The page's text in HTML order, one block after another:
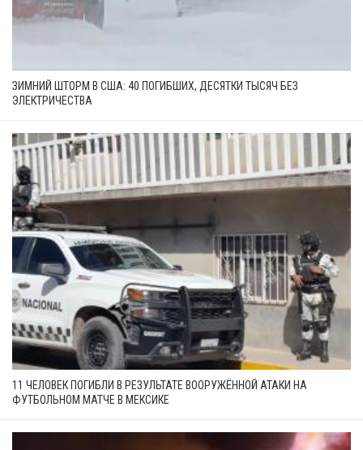
ЗИМНИЙ ШТОРМ В США: 40 ПОГИБШИХ, ДЕСЯТКИ ТЫСЯЧ БЕЗ
ЭЛЕКТРИЧЕСТВА
11 ЧЕЛОВЕК ПОГИБЛИ В РЕЗУЛЬТАТЕ ВООРУЖЁННОЙ АТАКИ НА
ФУТБОЛЬНОМ МАТЧЕ В МЕКСИКЕ